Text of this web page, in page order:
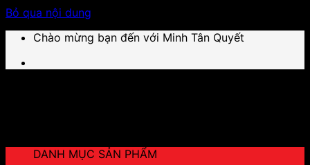
Bỏ qua nội dung
Chào mừng bạn đến với Minh Tân Quyết
DANH MỤC SẢN PHẨM